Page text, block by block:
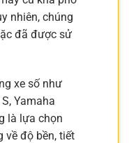
nhiên, chúng
đã được sử
xe số như
Yamaha
là lựa chọn
về độ bền, tiết